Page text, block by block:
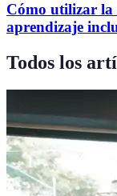
Cómo utilizar la
aprendizaje
Todos los